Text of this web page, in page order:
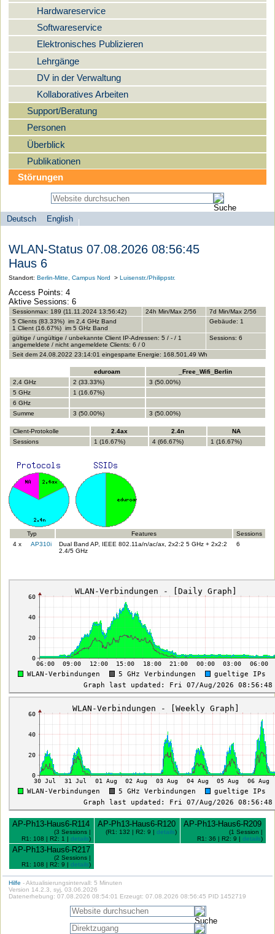
Hardwareservice
Softwareservice
Elektronisches Publizieren
Lehrgänge
DV in der Verwaltung
Kollaboratives Arbeiten
Support/Beratung
Personen
Überblick
Publikationen
Störungen
Sprachauswahl
Deutsch
English
search-menu
Universität
zu
Berlin
-
Computer-
und
Medienservice
WLAN-Status 07.08.2026 08:56:45
Haus 6
Standort: Berlin-Mitte, Campus Nord > Luisenstr./Philippstr.
Access Points: 4
Aktive Sessions: 6
Sessionmax: 189 (11.11.2024 13:56:42) 24h Min/Max 2/56
7d Min/Max 2/56
5 Clients (83.33%) im 2,4 GHz Band
1 Client (16.67%) im 5 GHz Band
Gebäude: 1
gültige / ungültige / unbekannte Client IP-Adressen: 5 / - / 1
angemeldete / nicht angemeldete Clients: 6 / 0
Sessions: 6
Seit dem 24.08.2022 23:14:01 eingesparte Energie: 168.501,49 Wh
eduroam
_Free_Wifi_Berlin
2,4 GHz
2 (33.33%)
3 (50.00%)
5 GHz
1 (16.67%)
6 GHz
Summe
3 (50.00%) 3 (50.00%)
Client-Protokolle 2.4ax 2.4n
NA
Sessions
1 (16.67%) 4 (66.67%) 1 (16.67%)
Typ Features
Sessions
4 x
AP310i
Dual Band AP, IEEE 802.11a/n/ac/ax, 2x2:2 5 GHz + 2x2:2
2.4/5 GHz
6
AP-Ph13-Haus6-R114
(3 Sessions |
R1: 108 | R2: 1 | details)
AP-Ph13-Haus6-R120
(R1: 132 | R2: 9 | details)
AP-Ph13-Haus6-R209
(1 Session |
R1: 36 | R2: 9 | details)
AP-Ph13-Haus6-R217
(2 Sessions |
R1: 108 | R2: 9 | details)
Hilfe - Aktualisierungsintervall: 5 Minuten
Version 14.2.3, syj, 03.06.2026
Datenerhebung: 07.08.2026 08:54:01 Erzeugt: 07.08.2026 08:56:45 PID 1452719